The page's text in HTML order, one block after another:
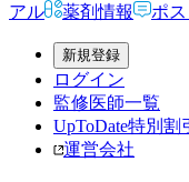
アル
薬剤情報 ポス
新規登録
ログイン
監修医師一覧
UpToDate特別割引
運営会社